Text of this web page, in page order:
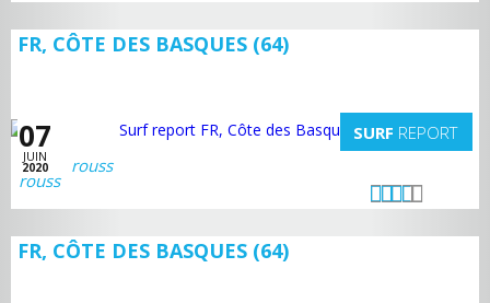
FR, CÔTE DES BASQUES (64)
07
JUIN
2020
SURF REPORT
rouss
FR, CÔTE DES BASQUES (64)